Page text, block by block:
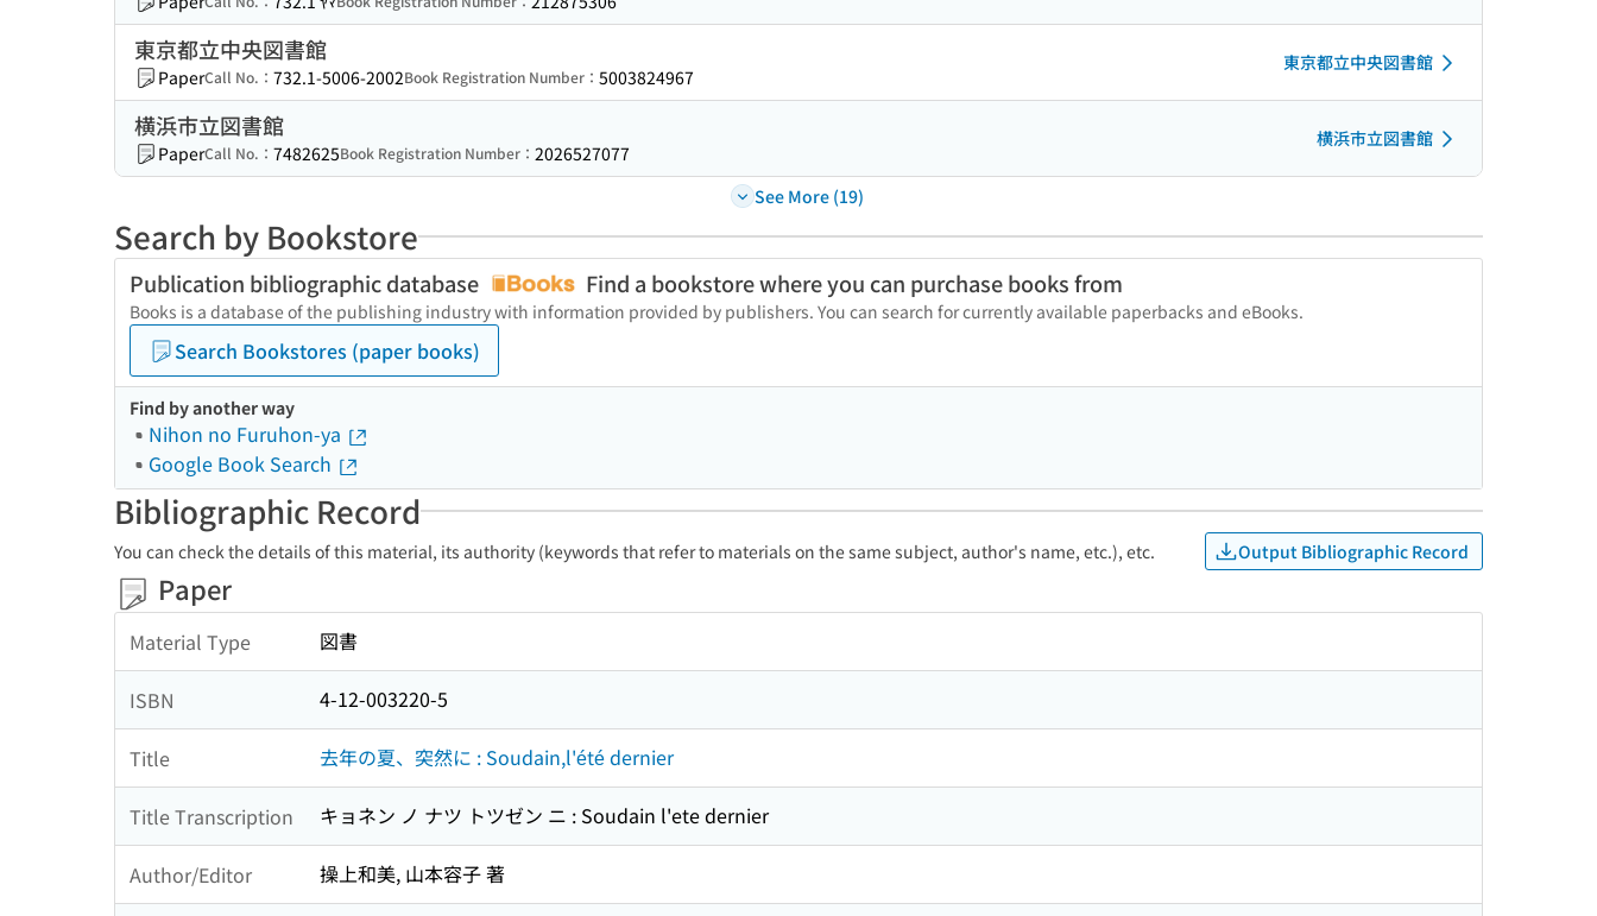
東京都立中央図書館
PaperCall No.： 732.1-5006-2002Book Registration Number： 5003824967
東京都立中央図書館
横浜市立図書館
PaperCall No.： 7482625Book Registration Number： 2026527077
横浜市立図書館
See More (19)
Search by Bookstore
Publication bibliographic database Find a bookstore where you can purchase books from
Books is a database of the publishing industry with information provided by publishers. You can search for currently available paperbacks and eBooks.
Search Bookstores (paper books)
Find by another way
Nihon no Furuhon-ya
Google Book Search
Bibliographic Record
You can check the details of this material, its authority (keywords that refer to materials on the same subject, author's name, etc.), etc. Output Bibliographic Record
Paper
Material Type 図書
ISBN 4-12-003220-5
Title 去年の夏、突然に : Soudain,l'été dernier
Title Transcription キョネン ノ ナツ トツゼン ニ : Soudain l'ete dernier
Author/Editor 操上和美, 山本容子 著